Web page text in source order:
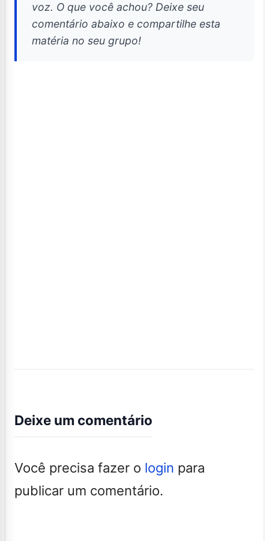
voz. O que você achou? Deixe seu
comentário abaixo e compartilhe esta
matéria no seu grupo!
Deixe um comentário
Você precisa fazer o login para
publicar um comentário.